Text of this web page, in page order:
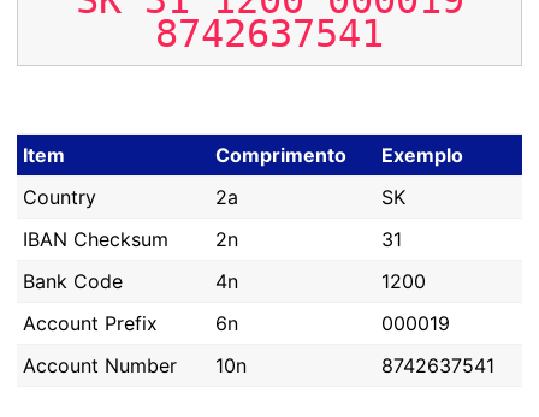
8742637541
Item Comprimento
Exemplo
Country
2a
SK
IBAN Checksum
2n
31
Bank Code
4n
1200
Account Prefix
6n
000019
Account Number
10n 8742637541